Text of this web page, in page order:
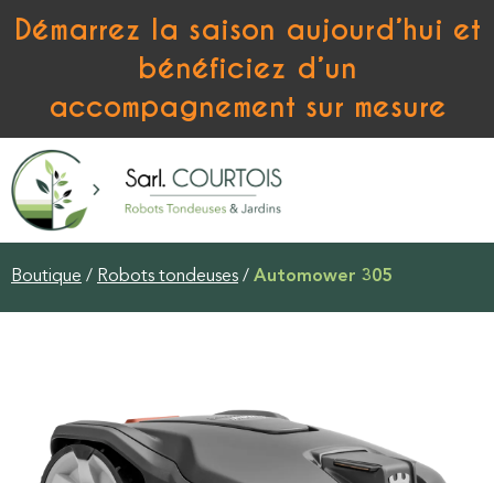
Démarrez la saison aujourd’hui et
bénéficiez d’un
accompagnement sur mesure
Boutique / Robots tondeuses / Automower 305